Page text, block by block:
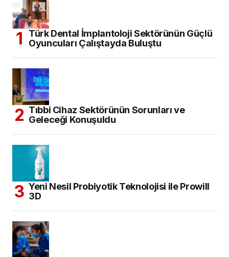
Türk Dental İmplantoloji Sektörünün Güçlü
Oyuncuları Çalıştayda Buluştu
Tıbbi Cihaz Sektörünün Sorunları ve
Geleceği Konuşuldu
Yeni Nesil Probiyotik Teknolojisi ile Prowill
3D